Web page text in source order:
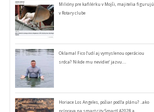
Milióny pre kafilérku v Mojši, majitelia figurujú
v Rotary clube
Oklamal Fico ľudí aj vymyslenou operáciou
srdca? Nikde mu nevidieť jazvu…
Horiace Los Angeles, požiar podľa plánu? ..ako